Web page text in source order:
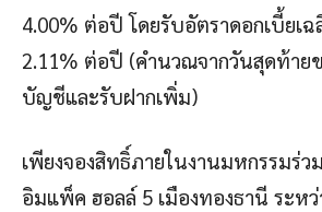
4.00% ต่อปี โดยรับอัตราดอกเบี้ยเฉ
2.11% ต่อปี (คำนวณจากวันสุดท้าย
บัญชีและรับฝากเพิ่ม)
เพียงจองสิทธิ์ภายในงานมหกรรมร่
อิมแพ็ค ฮอลล์ 5 เมืองทองธานี ระห